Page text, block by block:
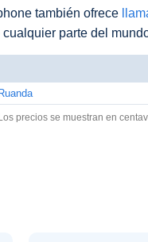
también ofrece
cualquier parte del
Ruanda
Los precios se muestran en